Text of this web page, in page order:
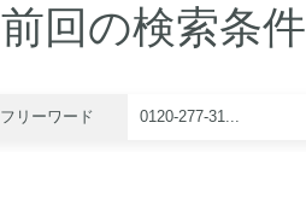
前回の検索条件
フリーワード 0120-277-31...